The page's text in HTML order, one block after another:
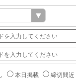
本日掲載 締切間近